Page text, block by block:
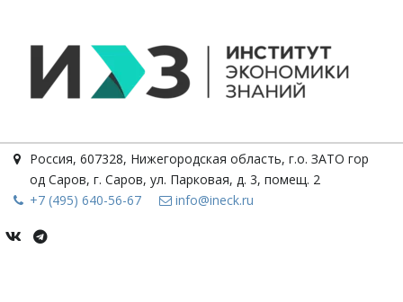
Россия, 607328, Нижегородская область, г.о. ЗАТО гор
од Саров, г. Саров, ул. Парковая, д. 3, помещ. 2
+7 (495) 640-56-67
info@ineck.ru